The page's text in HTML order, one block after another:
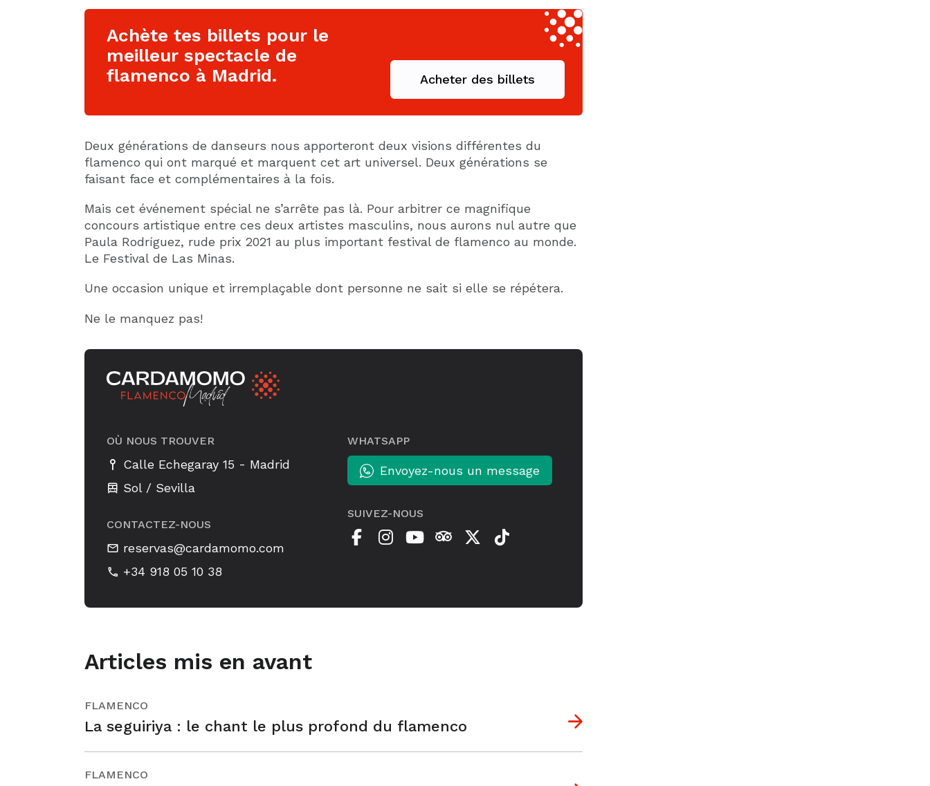
Achète tes billets pour le
meilleur spectacle de
flamenco à Madrid.
Acheter des billets
Deux générations de danseurs nous apporteront deux visions différentes du
flamenco qui ont marqué et marquent cet art universel. Deux générations se
faisant face et complémentaires à la fois.
Mais cet événement spécial ne s’arrête pas là. Pour arbitrer ce magnifique
concours artistique entre ces deux artistes masculins, nous aurons nul autre que
Paula Rodríguez, rude prix 2021 au plus important festival de flamenco au monde.
Le Festival de Las Minas.
Une occasion unique et irremplaçable dont personne ne sait si elle se répétera.
Ne le manquez pas!
OÙ NOUS TROUVER
Calle Echegaray 15 - Madrid
Sol / Sevilla
CONTACTEZ-NOUS
reservas@cardamomo.com
+34 918 05 10 38
WHATSAPP
Envoyez-nous un message
SUIVEZ-NOUS
Articles mis en avant
FLAMENCO
La seguiriya : le chant le plus profond du flamenco
FLAMENCO